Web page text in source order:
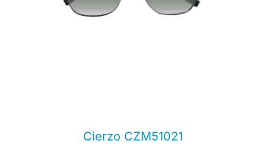
Cierzo CZM51021